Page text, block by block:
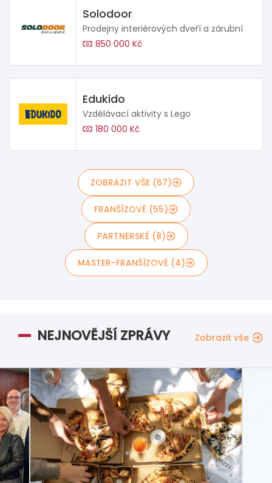
Solodoor
Prodejny interiérových dveří a zárubní
850 000 Kč
Edukido
Vzdělávací aktivity s Lego
180 000 Kč
ZOBRAZIT VŠE (67)
FRANŠÍZOVÉ (55)
PARTNERSKÉ (8)
MASTER-FRANŠÍZOVÉ (4)
NEJNOVĚJŠÍ ZPRÁVY Zobrazit vše